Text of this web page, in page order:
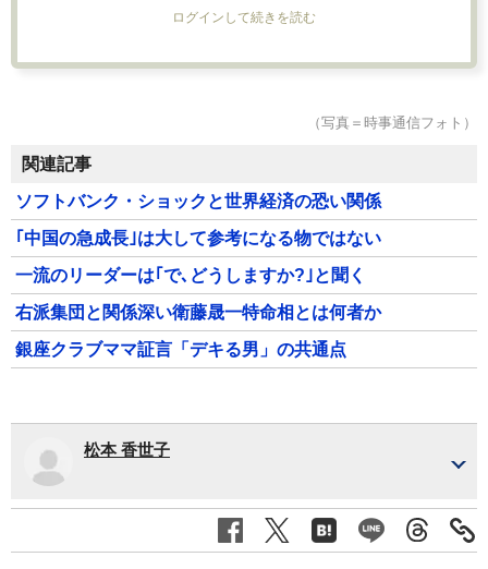
ログインして続きを読む
（写真＝時事通信フォト）
関連記事
ソフトバンク・ショックと世界経済の恐い関係
｢中国の急成長｣は大して参考になる物ではない
一流のリーダーは｢で､どうしますか?｣と聞く
右派集団と関係深い衛藤晟一特命相とは何者か
銀座クラブママ証言「デキる男」の共通点
松本 香世子